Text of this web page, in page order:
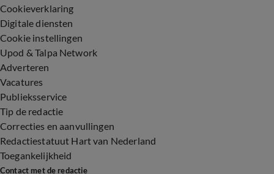
Cookieverklaring
Digitale diensten
Cookie instellingen
Upod & Talpa Network
Adverteren
Vacatures
Publieksservice
Tip de redactie
Correcties en aanvullingen
Redactiestatuut Hart van Nederland
Toegankelijkheid
Contact met de redactie